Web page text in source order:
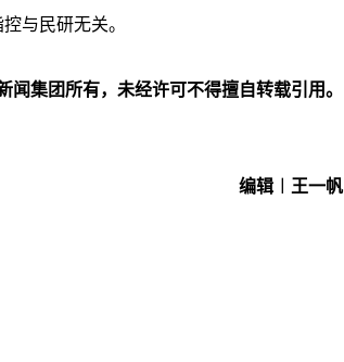
与民研无关。
闻集团所有，未经许可不得擅自转载引用。
编辑︱王一帆